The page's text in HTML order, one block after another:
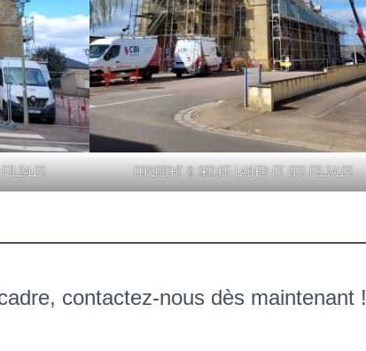
filiales Copyright © Groupe Layher et ses filiales
contactez-nous dès maintenant !